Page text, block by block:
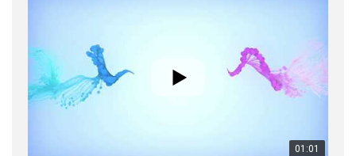
01:01